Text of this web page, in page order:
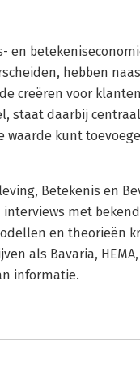
en
hebben
creëren voor
staat daarbij
waarde kunt
Betekenis en
met
en theorieën
als Bavaria,
informatie.